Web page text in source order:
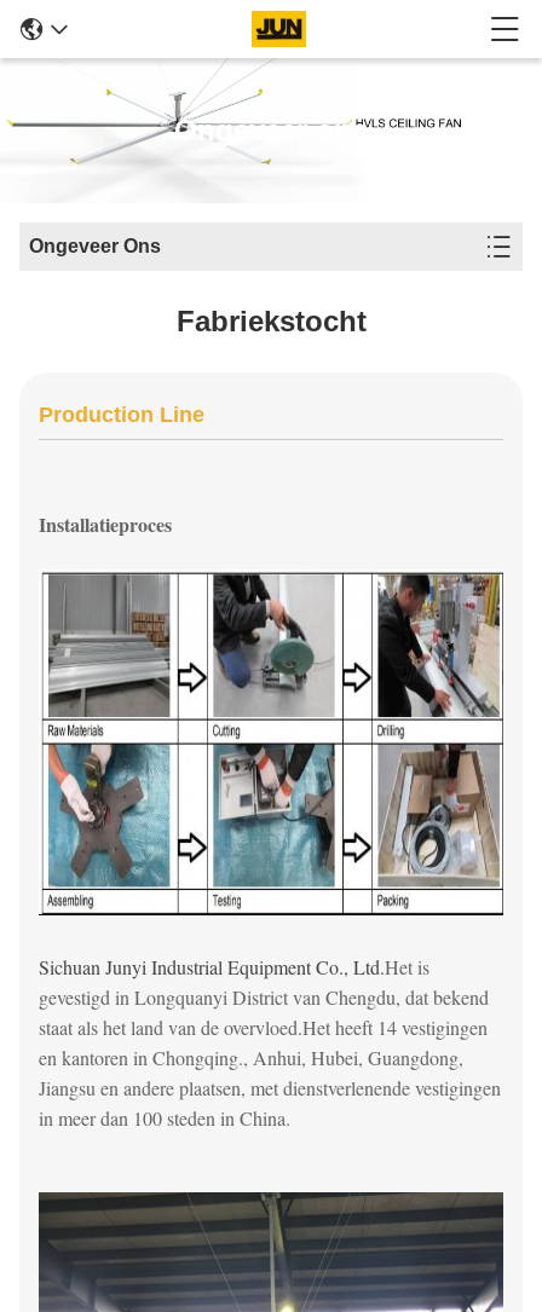
Ongeveer ons
Ongeveer Ons
Fabriekstocht
Production Line
Installatieproces
Sichuan Junyi Industrial Equipment Co., Ltd.Het is
gevestigd in Longquanyi District van Chengdu, dat bekend
staat als het land van de overvloed.Het heeft 14 vestigingen
en kantoren in Chongqing., Anhui, Hubei, Guangdong,
Jiangsu en andere plaatsen, met dienstverlenende vestigingen
in meer dan 100 steden in China.